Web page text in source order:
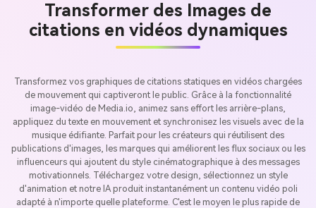
Transformer des Images de
citations en vidéos dynamiques
Transformez vos graphiques de citations statiques en vidéos chargées
de mouvement qui captiveront le public. Grâce à la fonctionnalité
image-vidéo de Media.io, animez sans effort les arrière-plans,
appliquez du texte en mouvement et synchronisez les visuels avec de la
musique édifiante. Parfait pour les créateurs qui réutilisent des
publications d'images, les marques qui améliorent les flux sociaux ou les
influenceurs qui ajoutent du style cinématographique à des messages
motivationnels. Téléchargez votre design, sélectionnez un style
d'animation et notre IA produit instantanément un contenu vidéo poli
adapté à n'importe quelle plateforme. C'est le moyen le plus rapide de